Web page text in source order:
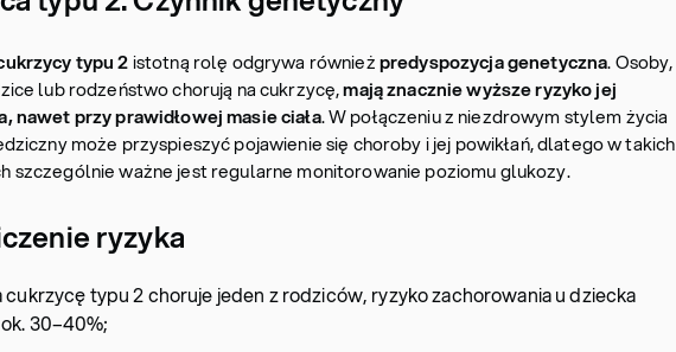
typu 2istotną rolę odgrywa równieżpredyspozycja genetyczna. Osoby,
lub rodzeństwo chorują na cukrzycę,mają znacznie wyższe ryzyko jej
nawet przy prawidłowej masie ciała. W połączeniu z niezdrowym stylem życia
może przyspieszyć pojawienie się choroby i jej powikłań, dlatego w takich
szczególnie ważne jest regularne monitorowanie poziomu glukozy.
ryzyka
cukrzycę typu 2 choruje jeden z rodziców, ryzyko zachorowania u dziecka
30–40%;